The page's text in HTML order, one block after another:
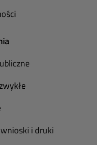
i druki